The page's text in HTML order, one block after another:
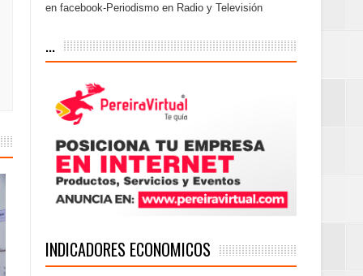
en facebook-Periodismo en Radio y Televisión
...
INDICADORES ECONOMICOS